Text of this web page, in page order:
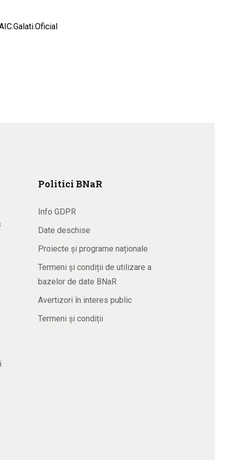
Politici BNaR
Info GDPR
Date deschise
Proiecte și programe naționale
Termeni și condiții de utilizare a
bazelor de date BNaR
Avertizori în interes public
Termeni și condiții